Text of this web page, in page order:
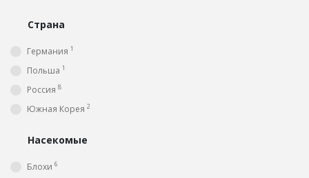
Страна
Германия 1
Польша 1
Россия 8
Южная Корея 2
Насекомые
Блохи 6